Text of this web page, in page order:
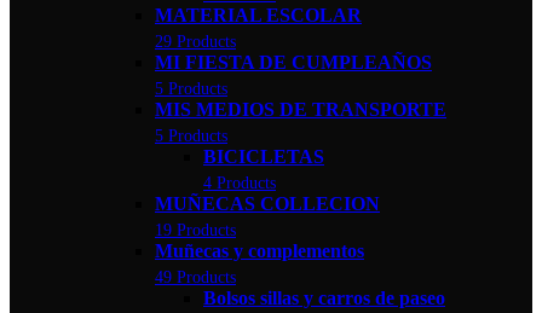
MATERIAL ESCOLAR
29 Products
MI FIESTA DE CUMPLEAÑOS
5 Products
MIS MEDIOS DE TRANSPORTE
5 Products
BICICLETAS
4 Products
MUÑECAS COLLECION
19 Products
Muñecas y complementos
49 Products
Bolsos sillas y carros de paseo